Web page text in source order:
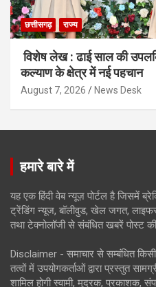
छत्तीसगढ़ राज्य
विशेष लेख : ढाई साल की
कल्याण के क्षेत्र में नई पहचान
August 7, 2026 News Desk
हमारे बारे में
यह एक हिंदी वेब न्यूज़ पोर्टल है जिसमें
ट्रेंडिंग न्यूज, बॉलीवुड, खेल जगत,
तथा टेक्नोलॉजी से संबंधित खबरें पोस्ट
Disclaimer - समाचार से सम्बंधित
तत्वों में उपयोगकर्ताओं द्वारा प्रस्तुत
शामिल होगी स्वामी, मुद्रक, प्रकाशक,